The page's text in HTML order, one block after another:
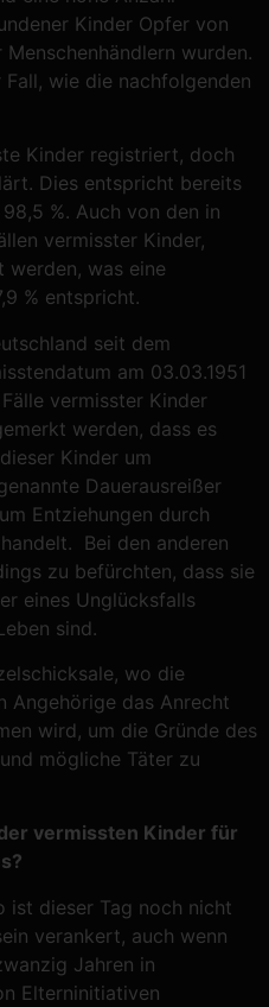
Kinder Opfer von
wurden.
wie die nachfolgenden
Kinder registriert, doch
Dies entspricht bereits
%. Auch von den in
vermisster Kinder,
werden, was eine
% entspricht.
seit dem
am 03.03.1951
vermisster Kinder
werden, dass es
Kinder um
Dauerausreißer
Entziehungen durch
Bei den anderen
zu befürchten, dass sie
eines Unglücksfalls
sind.
wo die
Angehörige das Anrecht
wird, um die Gründe des
mögliche Täter zu
vermissten Kinder für
ist dieser Tag noch nicht
verankert, auch wenn
Jahren in
Elterninitiativen